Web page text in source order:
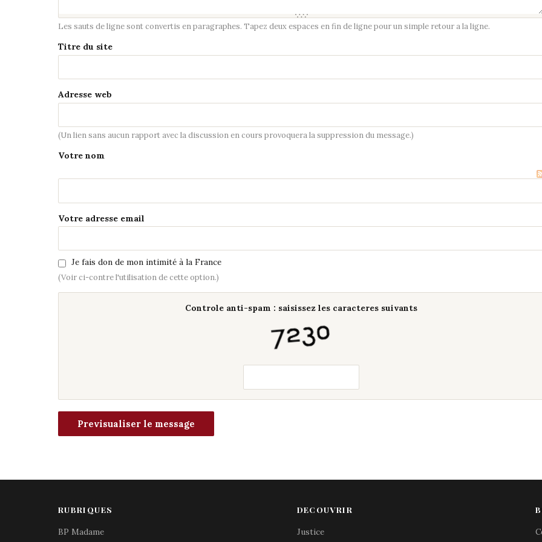
Les sauts de ligne sont convertis en paragraphes. Tapez deux espaces en fin de ligne pour un simple retour a la ligne.
Titre du site
Adresse web
(Un lien sans aucun rapport avec la discussion en cours provoquera la suppression du message.)
Votre nom
Votre adresse email
Je fais don de mon intimité à la France
(Voir ci-contre l'utilisation de cette option.)
Controle anti-spam : saisissez les caracteres suivants
RUBRIQUES
BP Madame
DECOUVRIR
Justice